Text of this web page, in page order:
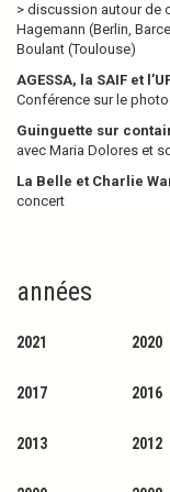
> discussion autour de
Hagemann (Berlin,
Boulant (Toulouse)
AGESSA, la SAIF et
Conférence sur le
Guin­­guette sur
avec Maria Dolores et
La Belle et Charlie
concert
années
2021 2020
2017 2016
2013 2012